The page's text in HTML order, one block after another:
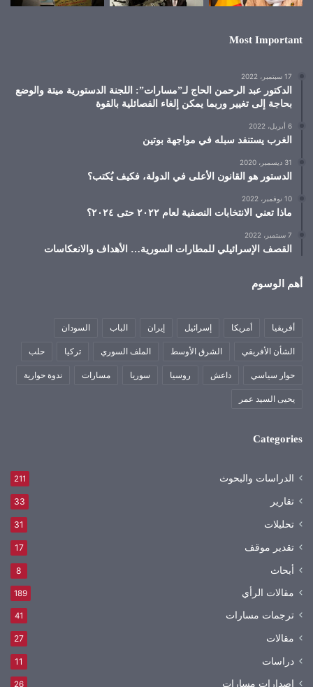
Most Important
17 سبتمبر، 2022
الدكتور عبد الرحمن الحاج لـ”مسارات”: اللجنة الدستورية ميتة والوضع
بحاجة إلى تغيير وربما يمكن إلغاء الفصائلية بالقوة
6 أبريل، 2022
الغرب يستنفد سبله في مواجهة بوتين
31 ديسمبر، 2020
الدستور هو القانون الأعلى في الدولة، فكيف يُكتب؟
10 نوفمبر، 2022
ماذا تعني الانتخابات النصفية لعام ٢٠٢٢ حتى ٢٠٢٤؟
7 سبتمبر، 2022
القصف الإسرائيلي للمطارات السورية… الأهداف والانعكاسات
أهم الوسوم
أفريقيا أمريكا إسرائيل إيران الباب السودان
الشأن الأفريقي الشرق الأوسط الملف السوري تركيا حلب
حوار سياسي داعش روسيا سوريا مسارات ندوة حوارية
يحيى السيد عمر
Categories
الدراسات والبحوث 211
تقارير 33
تحليلات 31
تقدير موقف 17
أبحاث 8
مقالات الرأي 189
ترجمات مسارات 41
مقالات 27
دراسات 11
إصدارات مسارات 26